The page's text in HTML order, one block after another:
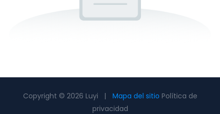
Copyright © 2026 Luyi | Mapa del sitio Política de
privacidad